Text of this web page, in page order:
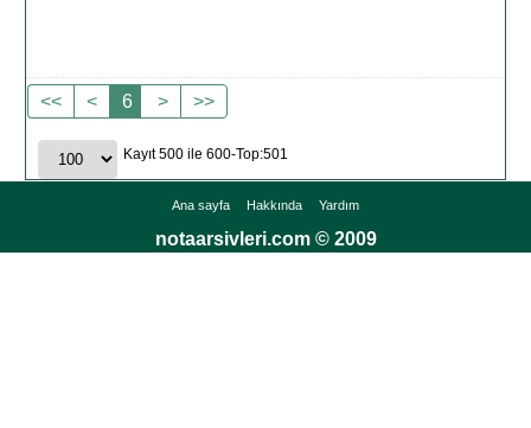
<< < 6 > >>
Kayıt 500 ile 600-Top:501
Ana sayfa Hakkında Yardım
notaarsivleri.com © 2009